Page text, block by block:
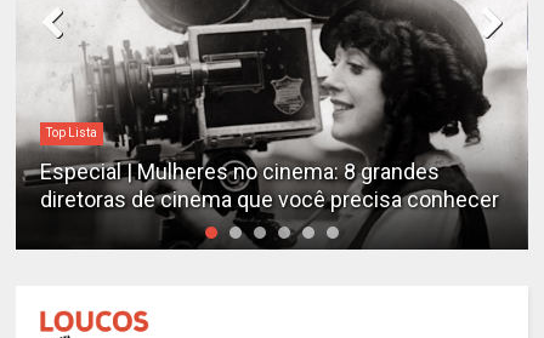
Top Lista
Especial | Mulheres no cinema: 8 grandes
diretoras de cinema que você precisa conhecer